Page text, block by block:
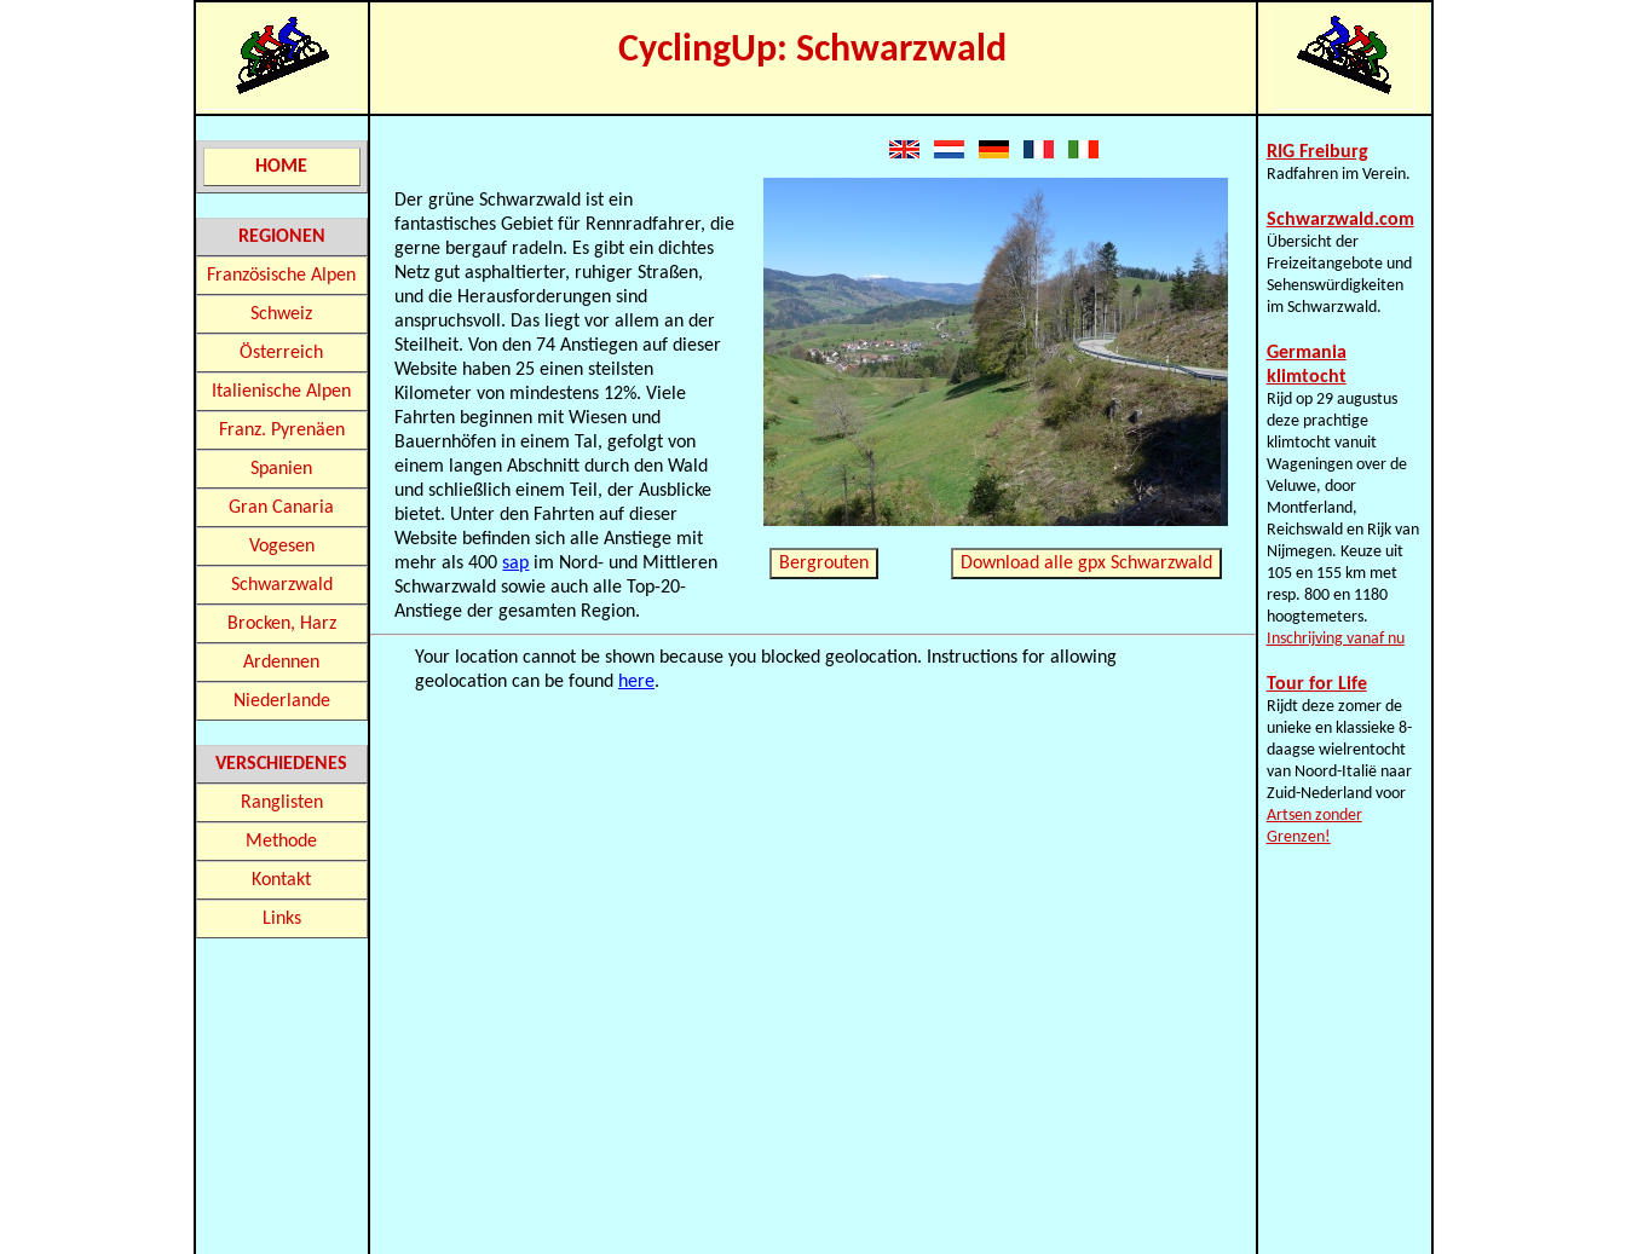
CyclingUp: Schwarzwald
HOME
REGIONEN
Französische Alpen
Schweiz
Österreich
Italienische Alpen
Franz. Pyrenäen
Spanien
Gran Canaria
Vogesen
Schwarzwald
Brocken, Harz
Ardennen
Niederlande
VERSCHIEDENES
Ranglisten
Methode
Kontakt
Links
Der grüne Schwarzwald ist ein
fantastisches Gebiet für Rennradfahrer, die
gerne bergauf radeln. Es gibt ein dichtes
Netz gut asphaltierter, ruhiger Straßen,
und die Herausforderungen sind
anspruchsvoll. Das liegt vor allem an der
Steilheit. Von den 74 Anstiegen auf dieser
Website haben 25 einen steilsten
Kilometer von mindestens 12%. Viele
Fahrten beginnen mit Wiesen und
Bauernhöfen in einem Tal, gefolgt von
einem langen Abschnitt durch den Wald
und schließlich einem Teil, der Ausblicke
bietet. Unter den Fahrten auf dieser
Website befinden sich alle Anstiege mit
mehr als 400sap im Nord- und Mittleren
Schwarzwald sowie auch alle Top-20-
Anstiege der gesamten Region.
Bergrouten Download alle gpx Schwarzwald
Your location cannot be shown because you blocked geolocation. Instructions for allowing
geolocation can be found here.
RIG Freiburg
Radfahren im Verein.
Schwarzwald.com
Übersicht der
Freizeitangebote und
Sehenswürdigkeiten
im Schwarzwald.
Germania
klimtocht
Rijd op 29 augustus
deze prachtige
klimtocht vanuit
Wageningen over de
Veluwe, door
Montferland,
Reichswald en Rijk van
Nijmegen. Keuze uit
105 en 155 km met
resp. 800 en 1180
hoogtemeters.
Inschrijving vanaf nu
Tour for Life
Rijdt deze zomer de
unieke en klassieke 8-
daagse wielrentocht
van Noord-Italië naar
Zuid-Nederland voor
Artsen zonder
Grenzen!